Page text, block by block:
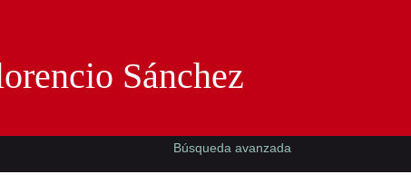
Sánchez
Búsqueda avanzada